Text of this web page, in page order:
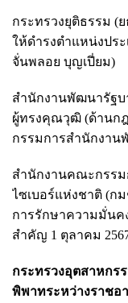
กระทรวงยุติธรรม (
ให้ดำรงตำแหน่งปร
จั่นพลอย บุญเปี่ยม)
สำนักงานพัฒนารัฐบ
ผู้ทรงคุณวุฒิ (ด้านก
กรรมการสำนักงาน
สำนักงานคณะกรร
ไซเบอร์แห่งชาติ (ก
การรักษาความมั่นค
สำคัญ 1 ตุลาคม
กระทรวงอุตสาหกร
พิพาทระหว่างราช